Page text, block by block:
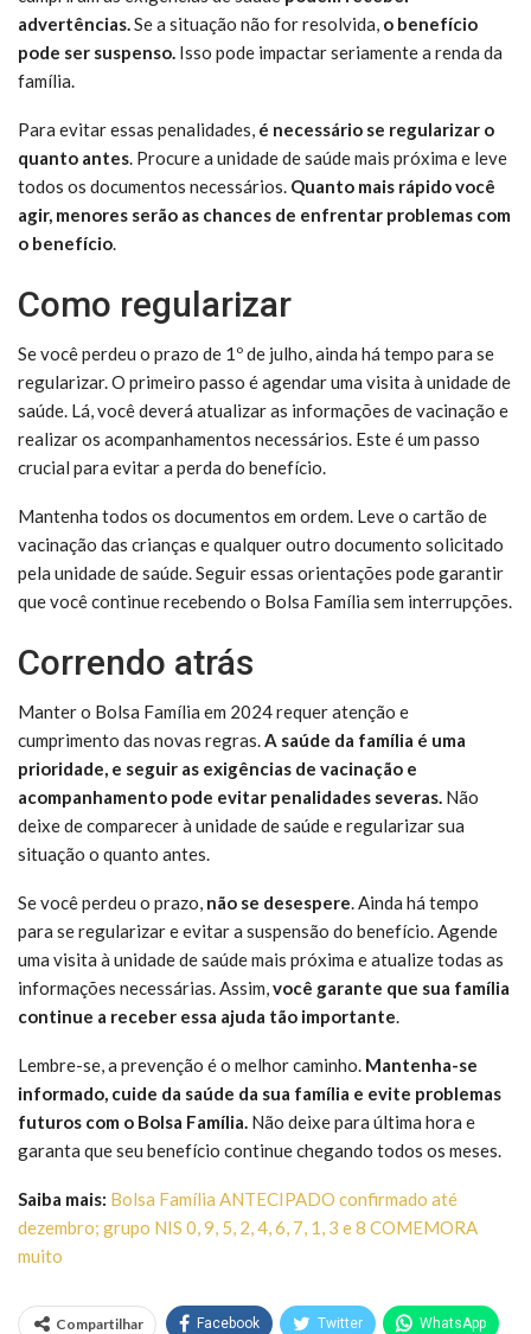
advertências.Se a situação não for resolvida, o benefício
pode ser suspenso. Isso pode impactar seriamente a renda da
família.
Para evitar essas penalidades, é necessário se regularizar o
quanto antes. Procure a unidade de saúde mais próxima e leve
todos os documentos necessários. Quanto mais rápido você
agir, menores serão as chances de enfrentar problemas com
o benefício.
Como regularizar
Se você perdeu o prazo de 1º de julho, ainda há tempo para se
regularizar. O primeiro passo é agendar uma visita à unidade de
saúde. Lá, você deverá atualizar as informações de vacinação e
realizar os acompanhamentos necessários. Este é um passo
crucial para evitar a perda do benefício.
Mantenha todos os documentos em ordem. Leve o cartão de
vacinação das crianças e qualquer outro documento solicitado
pela unidade de saúde. Seguir essas orientações pode garantir
que você continue recebendo o Bolsa Família sem interrupções.
Correndo atrás
Manter o Bolsa Família em 2024 requer atenção e
cumprimento das novas regras.A saúde da família é uma
prioridade, e seguir as exigências de vacinação e
acompanhamento pode evitar penalidades severas. Não
deixe de comparecer à unidade de saúde e regularizar sua
situação o quanto antes.
Se você perdeu o prazo, não se desespere. Ainda há tempo
para se regularizar e evitar a suspensão do benefício. Agende
uma visita à unidade de saúde mais próxima e atualize todas as
informações necessárias. Assim,você garante que sua família
continue a receber essa ajuda tão importante.
Lembre-se, a prevenção é o melhor caminho. Mantenha-se
informado, cuide da saúde da sua família e evite problemas
futuros com o Bolsa Família. Não deixe para última hora e
garanta que seu benefício continue chegando todos os meses.
Saiba mais: Bolsa Família ANTECIPADO confirmado até
dezembro; grupo NIS 0, 9, 5, 2, 4, 6, 7, 1, 3 e 8 COMEMORA
muito
Compartilhar Facebook Twitter WhatsApp